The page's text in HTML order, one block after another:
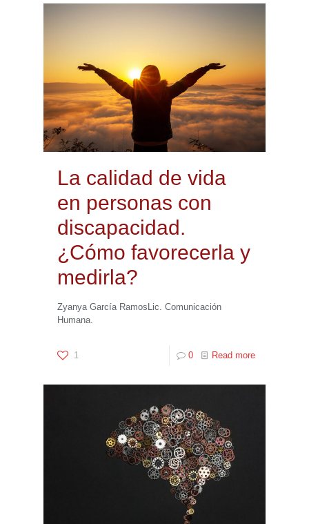
La calidad de vida
en personas con
discapacidad.
¿Cómo favorecerla y
medirla?
Zyanya García RamosLic. Comunicación
Humana.
1 0 Read more